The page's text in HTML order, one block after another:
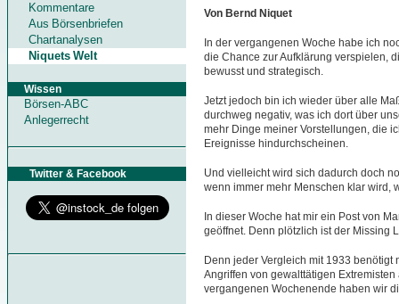
Kommentare
Aus Börsenbriefen
Chartanalysen
Niquets Welt
Wissen
Börsen-ABC
Anlegerrecht
Twitter & Facebook
Von Bernd Niquet
In der vergangenen Woche habe ich
die Chance zur Aufklärung verspielen,
bewusst und strategisch.
Jetzt jedoch bin ich wieder über alle
durchweg negativ, was ich dort über
mehr Dinge meiner Vorstellungen, die
Ereignisse hindurchscheinen.
Und vielleicht wird sich dadurch doch
wenn immer mehr Menschen klar wird,
In dieser Woche hat mir ein Post von
geöffnet. Denn plötzlich ist der Missing
Denn jeder Vergleich mit 1933
Angriffen von gewalttätigen
vergangenen Wochenende haben wir